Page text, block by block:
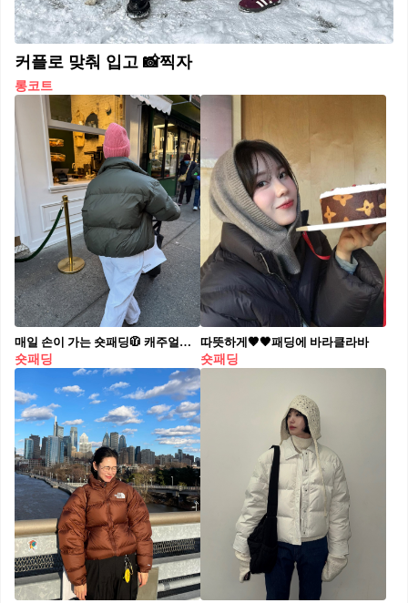
커플로 맞춰 입고 📸찍자
롱코트
매일 손이 가는 숏패딩🧥 캐주얼한 날도, 외출 룩도 부담 없이 입기 좋아요☕️🤎
숏패딩
따뜻하게🤎🖤패딩에 바라클라바
숏패딩